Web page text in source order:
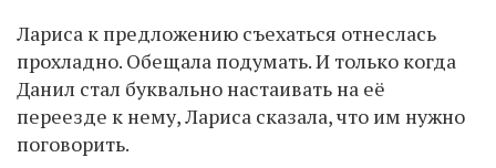
Лариса к предложению съехаться отнеслась
прохладно. Обещала подумать. И только когда
Данил стал буквально настаивать на её
переезде к нему, Лариса сказала, что им нужно
поговорить.